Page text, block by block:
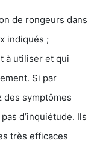
de rongeurs dans
indiqués ;
à utiliser et qui
Si par
symptômes
d’inquiétude. Ils
très efficaces